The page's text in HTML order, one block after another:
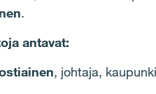
.
antavat:
, johtaja,